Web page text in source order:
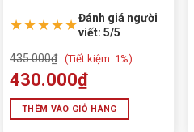
★★★★★Đánh giá người
viết: 5/5
435.000₫ (Tiết kiệm: 1%)
430.000₫
THÊM VÀO GIỎ HÀNG